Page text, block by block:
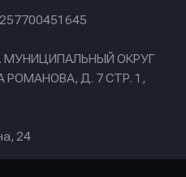
МУНИЦИПАЛЬНЫЙ ОКРУГ
Д. 7 СТР. 1,
24